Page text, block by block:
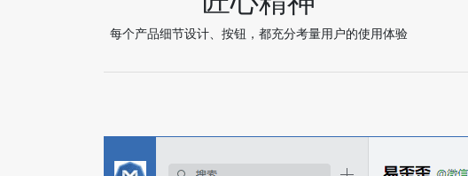
每个产品细节设计、按钮，都充分考量用户的使用体验